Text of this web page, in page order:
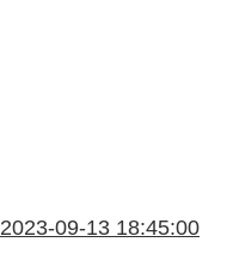
2023-09-13 18:45:00